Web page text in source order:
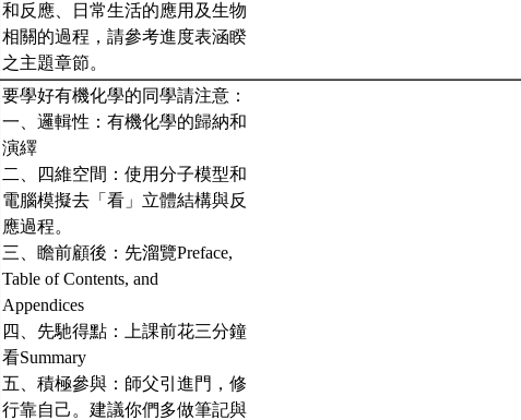
和反應、日常生活的應用及生物
相關的過程，請參考進度表涵睽
之主題章節。
要學好有機化學的同學請注意：
一、邏輯性：有機化學的歸納和
演繹
二、四維空間：使用分子模型和
電腦模擬去「看」立體結構與反
應過程。
三、瞻前顧後：先溜覽Preface,
Table of Contents, and
Appendices
四、先馳得點：上課前花三分鐘
看Summary
五、積極參與：師父引進門，修
行靠自己。建議你們多做筆記與